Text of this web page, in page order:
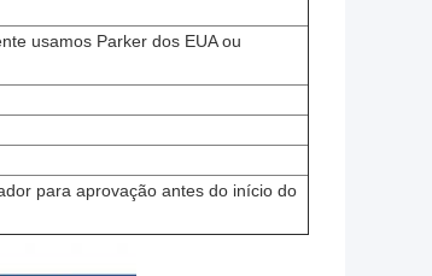
usamos Parker dos EUA ou
para aprovação antes do início do